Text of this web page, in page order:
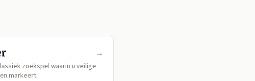
→
zoekspel waarin u veilige
markeert.